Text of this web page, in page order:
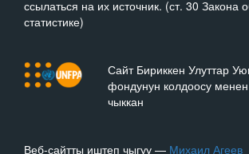
ссылаться на их источник. (ст. 30 Закона
статистике)
Сайт Бириккен Улуттар
фондунун колдоосу
чыккан
Веб-сайтты иштеп чыгуу — Михаил Агеев